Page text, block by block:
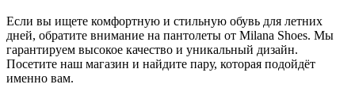
Если вы ищете комфортную и стильную обувь для летних
дней, обратите внимание на пантолеты от Milana Shoes. Мы
гарантируем высокое качество и уникальный дизайн.
Посетите наш магазин и найдите пару, которая подойдёт
именно вам.